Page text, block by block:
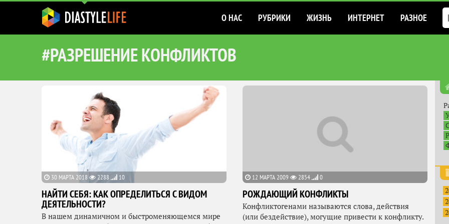
О НАС РУБРИКИ ЖИЗНЬ ИНТЕРНЕТ РАЗНОЕ
#РАЗРЕШЕНИЕ КОНФЛИКТОВ
30 МАРТА 2018 2288 10
НАЙТИ СЕБЯ: КАК ОПРЕДЕЛИТЬСЯ С ВИДОМ
ДЕЯТЕЛЬНОСТИ?
В нашем динамичном и быстроменяющемся мире
12 МАРТА 2009 2854 0
РОЖДАЮЩИЙ КОНФЛИКТЫ
Конфликтогенами называются слова, действия
(или бездействие), могущие привести к конфликту.